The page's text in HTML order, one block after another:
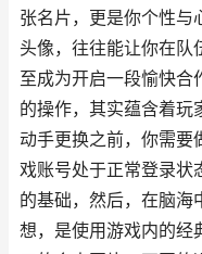
张名片，更是你个性与
头像，往往能让你在队
至成为开启一段愉快合
的操作，其实蕴含着玩
动手更换之前，你需要
戏账号处于正常登录状
的基础，然后，在脑海
想，是使用游戏内的经